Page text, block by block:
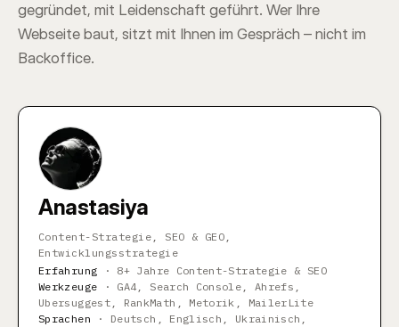
gegründet, mit Leidenschaft geführt. Wer Ihre
Webseite baut, sitzt mit Ihnen im Gespräch – nicht im
Backoffice.
Anastasiya
Content-Strategie, SEO & GEO,
Entwicklungsstrategie
Erfahrung · 8+ Jahre Content-Strategie & SEO
Werkzeuge · GA4, Search Console, Ahrefs,
Ubersuggest, RankMath, Metorik, MailerLite
Sprachen · Deutsch, Englisch, Ukrainisch,